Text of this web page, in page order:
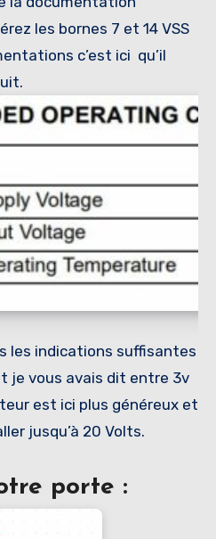
les bornes 7 et 14 VSS
c’est ici qu’il
les indications suffisantes
je vous avais dit entre 3v
est ici plus généreux et
jusqu’à 20 Volts.
porte :